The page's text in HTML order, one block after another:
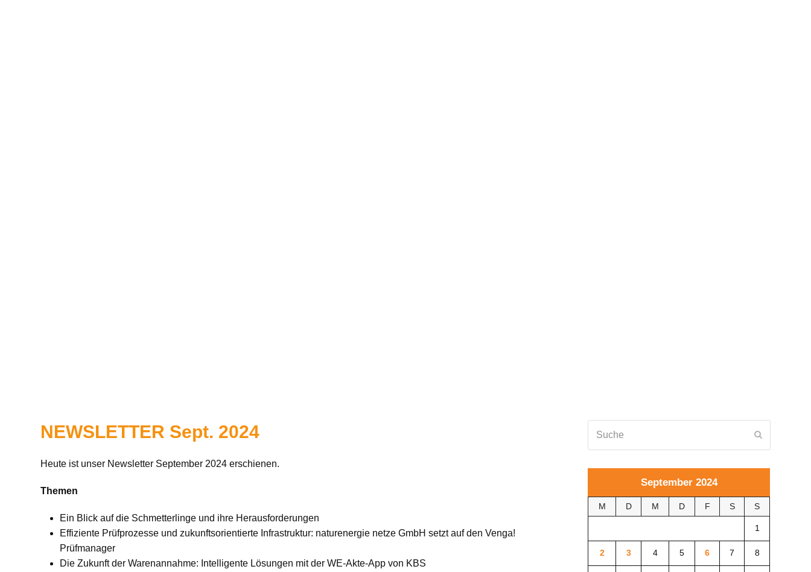
NEWSLETTER Sept. 2024
Heute ist unser Newsletter September 2024 erschienen.
Themen
Ein Blick auf die Schmetterlinge und ihre Herausforderungen
Effiziente Prüfprozesse und zukunftsorientierte Infrastruktur: naturenergie netze GmbH setzt auf den Venga!
Prüfmanager
Die Zukunft der Warenannahme: Intelligente Lösungen mit der WE-Akte-App von KBS
September 2024
M D M D F S S
1
2 3 4 5 6 7 8